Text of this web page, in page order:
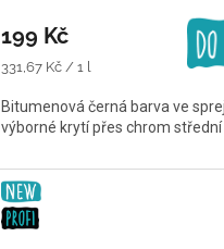
199 Kč
Měrná
331,67 Kč / 1 l
Bitumenová černá barva ve
výborné krytí přes chrom